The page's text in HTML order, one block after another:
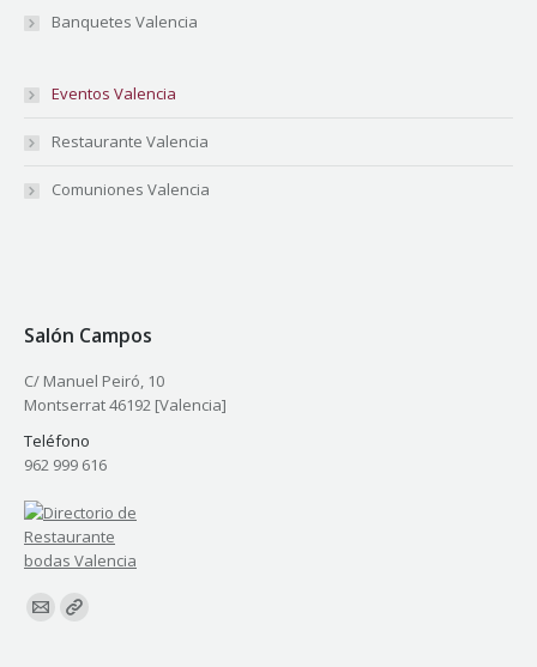
Banquetes Valencia
Eventos Valencia
Restaurante Valencia
Comuniones Valencia
Salón Campos
C/ Manuel Peiró, 10
Montserrat 46192 [Valencia]
Teléfono
962 999 616
Encuéntranos en: